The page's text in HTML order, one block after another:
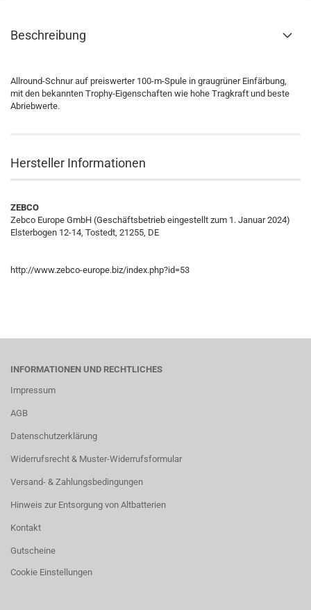
Beschreibung
Allround-Schnur auf preiswerter 100-m-Spule in graugrüner Einfärbung,
mit den bekannten Trophy-Eigenschaften wie hohe Tragkraft und beste
Abriebwerte.
Hersteller Informationen
ZEBCO
Zebco Europe GmbH (Geschäftsbetrieb eingestellt zum 1. Januar 2024)
Elsterbogen 12-14, Tostedt, 21255, DE
http://www.zebco-europe.biz/index.php?id=53
INFORMATIONEN UND RECHTLICHES
Impressum
AGB
Datenschutzerklärung
Widerrufsrecht & Muster-Widerrufsformular
Versand- & Zahlungsbedingungen
Hinweis zur Entsorgung von Altbatterien
Kontakt
Gutscheine
Cookie Einstellungen